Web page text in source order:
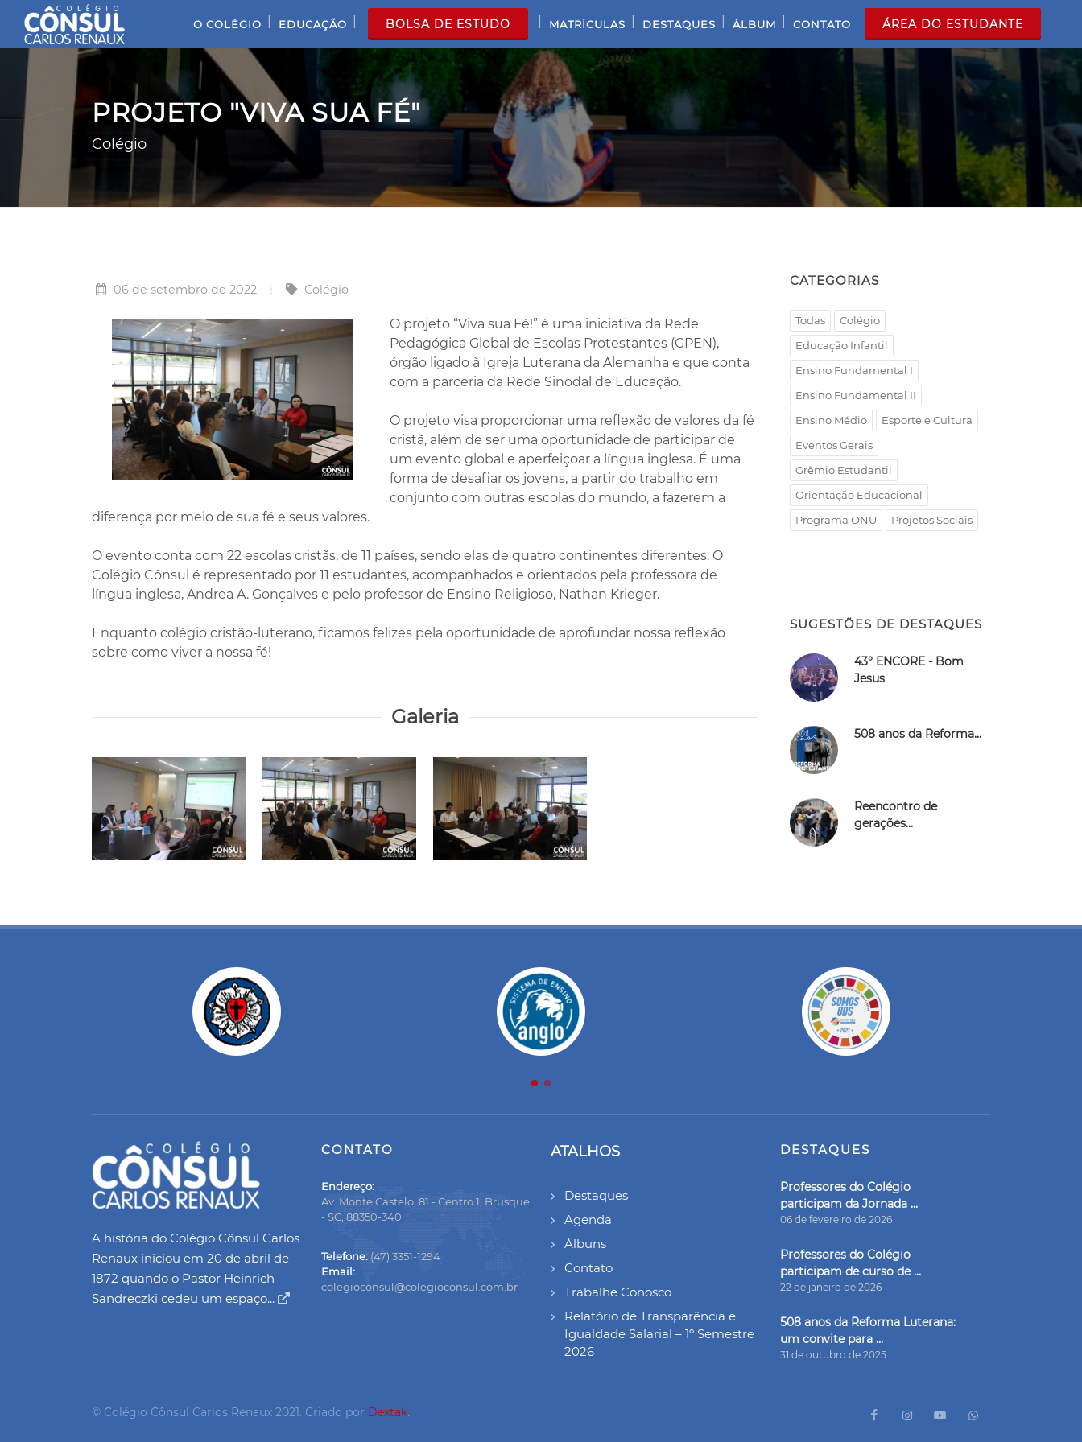
O COLÉGIO EDUCAÇÃO BOLSA DE ESTUDO MATRÍCULAS DESTAQUES ÁLBUM CONTATO ÁREA DO ESTUDANTE
PROJETO "VIVA SUA FÉ"
Colégio
06 de setembro de 2022 Colégio
O projeto “Viva sua Fé!” é uma iniciativa da Rede
Pedagógica Global de Escolas Protestantes (GPEN),
órgão ligado à Igreja Luterana da Alemanha e que conta
com a parceria da Rede Sinodal de Educação.
O projeto visa proporcionar uma reflexão de valores da fé
cristã, além de ser uma oportunidade de participar de
um evento global e aperfeiçoar a língua inglesa. É uma
forma de desafiar os jovens, a partir do trabalho em
conjunto com outras escolas do mundo, a fazerem a
diferença por meio de sua fé e seus valores.
O evento conta com 22 escolas cristãs, de 11 países, sendo elas de quatro continentes diferentes. O
Colégio Cônsul é representado por 11 estudantes, acompanhados e orientados pela professora de
língua inglesa, Andrea A. Gonçalves e pelo professor de Ensino Religioso, Nathan Krieger.
Enquanto colégio cristão-luterano, ficamos felizes pela oportunidade de aprofundar nossa reflexão
sobre como viver a nossa fé!
Galeria
CATEGORIAS
Todas
Colégio
Educação Infantil
Ensino Fundamental I
Ensino Fundamental II
Ensino Médio
Esporte e Cultura
Eventos Gerais
Grêmio Estudantil
Orientação Educacional
Programa ONU
Projetos Sociais
SUGESTÕES DE DESTAQUES
43° ENCORE - Bom
Jesus
508 anos da Reforma...
Reencontro de
gerações...
A história do Colégio Cônsul Carlos
Renaux iniciou em 20 de abril de
1872 quando o Pastor Heinrich
Sandreczki cedeu um espaço...
CONTATO
Endereço:
Av. Monte Castelo, 81 - Centro 1, Brusque
- SC, 88350-340
Telefone: (47) 3351-1294
Email:
colegioconsul@colegioconsul.com.br
ATALHOS
Destaques
Agenda
Álbuns
Contato
Trabalhe Conosco
Relatório de Transparência e
Igualdade Salarial – 1º Semestre
2026
DESTAQUES
Professores do Colégio
participam da Jornada ...
06 de fevereiro de 2026
Professores do Colégio
participam de curso de ...
22 de janeiro de 2026
508 anos da Reforma Luterana:
um convite para ...
31 de outubro de 2025
© Colégio Cônsul Carlos Renaux 2021. Criado por Dextak.